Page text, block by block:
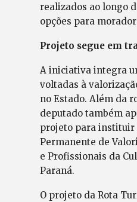
realizados ao longo
opções para
Projeto segue em
A iniciativa integra
voltadas à
no Estado. Além da
deputado também
projeto para instituir
Permanente de
e Profissionais da
Paraná.
O projeto da Rota